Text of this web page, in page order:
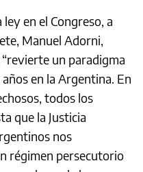
en el Congreso, a
Manuel Adorni,
un paradigma
en la Argentina. En
todos los
que la Justicia
nos
régimen persecutorio